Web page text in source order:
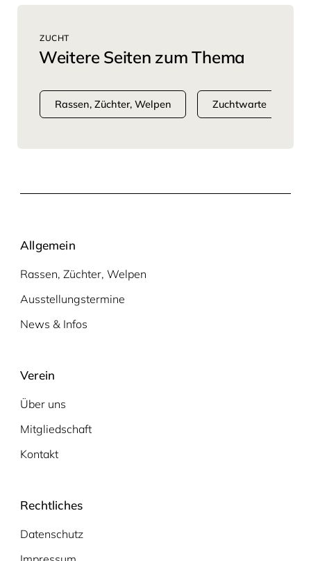
ZUCHT
Weitere Seiten zum Thema
Rassen, Züchter, Welpen Zuchtwarte
Allgemein
Rassen, Züchter, Welpen
Ausstellungstermine
News & Infos
Verein
Über uns
Mitgliedschaft
Kontakt
Rechtliches
Datenschutz